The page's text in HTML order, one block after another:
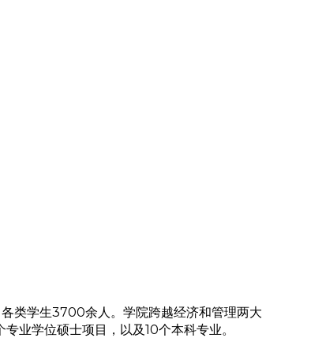
类学生3700余人。学院跨越经济和管理两大
业学位硕士项目，以及10个本科专业。